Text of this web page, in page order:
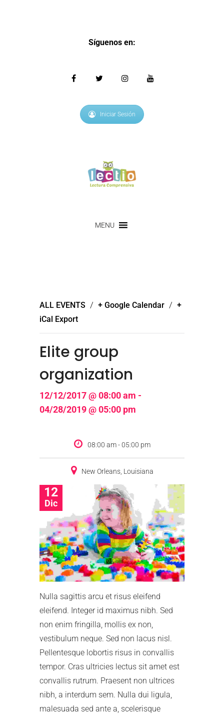
Síguenos en:
Iniciar Sesión
MENU
ALL EVENTS / + Google Calendar / +
iCal Export
Elite group
organization
12/12/2017 @ 08:00 am -
04/28/2019 @ 05:00 pm
12
Dic
08:00 am - 05:00 pm
New Orleans, Louisiana
Nulla sagittis arcu et risus eleifend
eleifend. Integer id maximus nibh. Sed
non enim fringilla, mollis ex non,
vestibulum neque. Sed non lacus nisl.
Pellentesque lobortis risus in convallis
tempor. Cras ultricies lectus sit amet est
convallis rutrum. Praesent non ultrices
nibh, a interdum sem. Nulla dui ligula,
malesuada sed ante a, scelerisque